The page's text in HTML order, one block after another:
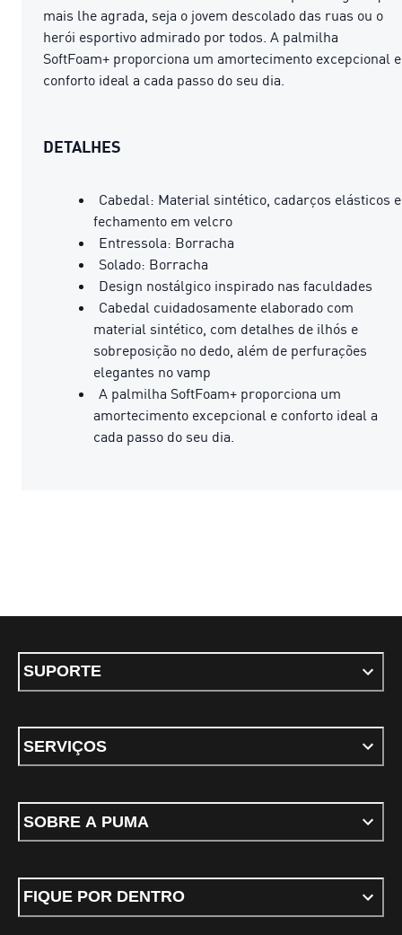
mais lhe agrada, seja o jovem descolado das ruas ou o
herói esportivo admirado por todos. A palmilha
SoftFoam+ proporciona um amortecimento excepcional e
conforto ideal a cada passo do seu dia.
DETALHES
Cabedal: Material sintético, cadarços elásticos e
fechamento em velcro
Entressola: Borracha
Solado: Borracha
Design nostálgico inspirado nas faculdades
Cabedal cuidadosamente elaborado com
material sintético, com detalhes de ilhós e
sobreposição no dedo, além de perfurações
elegantes no vamp
A palmilha SoftFoam+ proporciona um
amortecimento excepcional e conforto ideal a
cada passo do seu dia.
SUPORTE
SERVIÇOS
SOBRE A PUMA
FIQUE POR DENTRO